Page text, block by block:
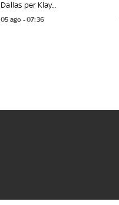
Dallas per Klay...
05 ago - 07:36